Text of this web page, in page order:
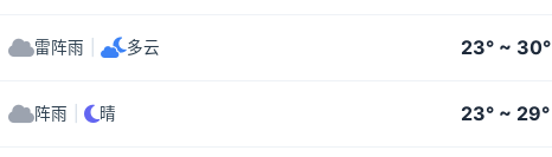
雷阵雨 多云 23° ~ 30°
阵雨 晴 23° ~ 29°